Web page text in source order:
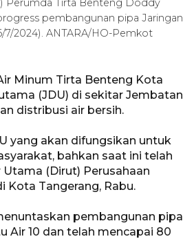
Perumda Tirta Benteng Doddy
pembangunan pipa Jaringan
7/2024). ANTARA/HO-Pemkot
Minum Tirta Benteng Kota
(JDU) di sekitar Jembatan
distribusi air bersih.
yang akan difungsikan untuk
bahkan saat ini telah
(Dirut) Perusahaan
Kota Tangerang, Rabu.
pembangunan pipa
Air 10 dan telah mencapai 80